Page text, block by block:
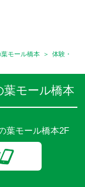
モール橋本
体験・
モール橋本
葉モール橋本2F